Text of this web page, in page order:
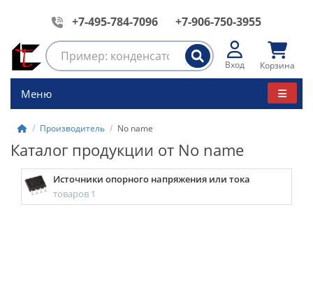
+7-495-784-7096 +7-906-750-3955
Вход Корзина
Меню
Производитель No name
Каталог продукции от No name
Источники опорного напряжения или тока
товаров 1